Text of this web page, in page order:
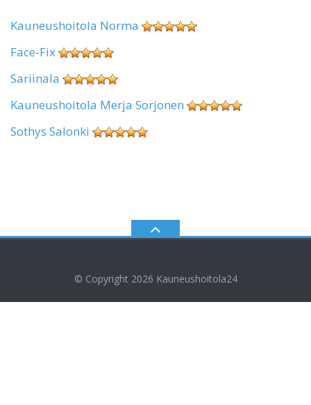
Kauneushoitola Norma
Face-Fix
Sariinala
Kauneushoitola Merja Sorjonen
Sothys Salonki
© Copyright 2026 Kauneushoitola24